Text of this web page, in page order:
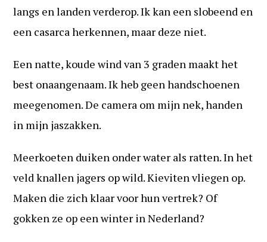
langs en landen verderop. Ik kan een slobeend en
een casarca herkennen, maar deze niet.
Een natte, koude wind van 3 graden maakt het
best onaangenaam. Ik heb geen handschoenen
meegenomen. De camera om mijn nek, handen
in mijn jaszakken.
Meerkoeten duiken onder water als ratten. In het
veld knallen jagers op wild. Kieviten vliegen op.
Maken die zich klaar voor hun vertrek? Of
gokken ze op een winter in Nederland?